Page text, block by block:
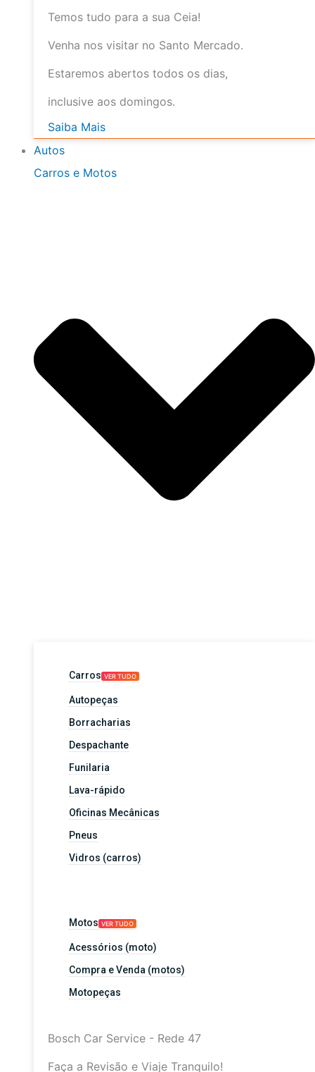
Temos tudo para a sua Ceia!
Venha nos visitar no Santo Mercado.
Estaremos abertos todos os dias,
inclusive aos domingos.
Saiba Mais
Autos
Carros e Motos
Carros VER TUDO
Autopeças
Borracharias
Despachante
Funilaria
Lava-rápido
Oficinas Mecânicas
Pneus
Vidros (carros)
Motos VER TUDO
Acessórios (moto)
Compra e Venda (motos)
Motopeças
Bosch Car Service - Rede 47
Faça a Revisão e Viaje Tranquilo!